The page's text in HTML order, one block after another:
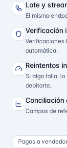
Lote y
El mismo
Verificación
Verificaciones
automática.
Reintentos
Si algo falla,
debitarte.
Conciliación
Campos de
Pagos a